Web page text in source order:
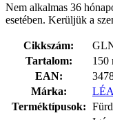
Nem alkalmas 36
esetében. Kerüljük a
Cikkszám:
Tartalom:
150
EAN:
Márka:
Terméktípusok: